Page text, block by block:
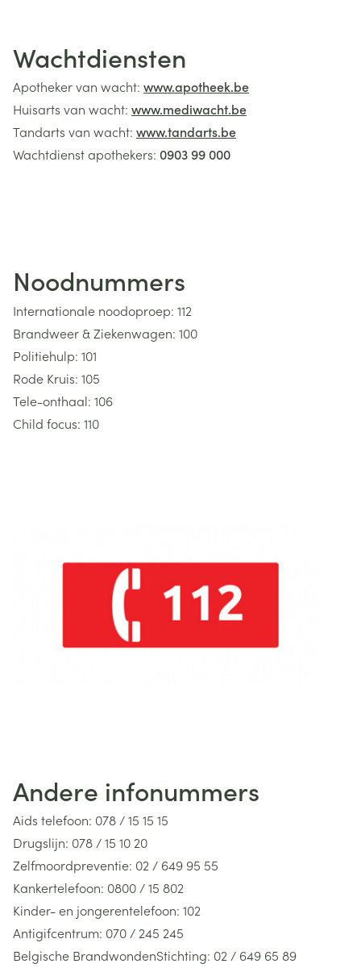
Wachtdiensten
Apotheker van wacht: www.apotheek.be
Huisarts van wacht: www.mediwacht.be
Tandarts van wacht: www.tandarts.be
Wachtdienst apothekers: 0903 99 000
Noodnummers
Internationale noodoproep: 112
Brandweer & Ziekenwagen: 100
Politiehulp: 101
Rode Kruis: 105
Tele-onthaal: 106
Child focus: 110
Andere infonummers
Aids telefoon: 078 / 15 15 15
Drugslijn: 078 / 15 10 20
Zelfmoordpreventie: 02 / 649 95 55
Kankertelefoon: 0800 / 15 802
Kinder- en jongerentelefoon: 102
Antigifcentrum: 070 / 245 245
Belgische BrandwondenStichting: 02 / 649 65 89